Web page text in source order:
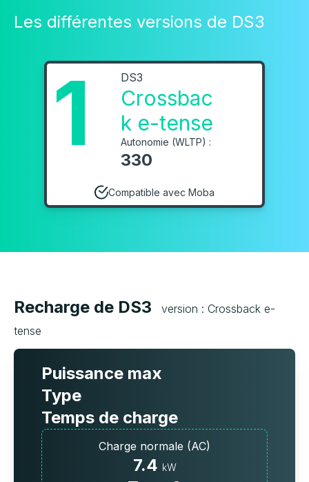
Les différentes versions de DS3
1 DS3
Crossbac
k e-tense
Autonomie (WLTP) :
330
Compatible avec Moba
Recharge de DS3
version : Crossback e-
tense
Puissance max
Type
Temps de charge
Charge normale (AC)
7.4 kW